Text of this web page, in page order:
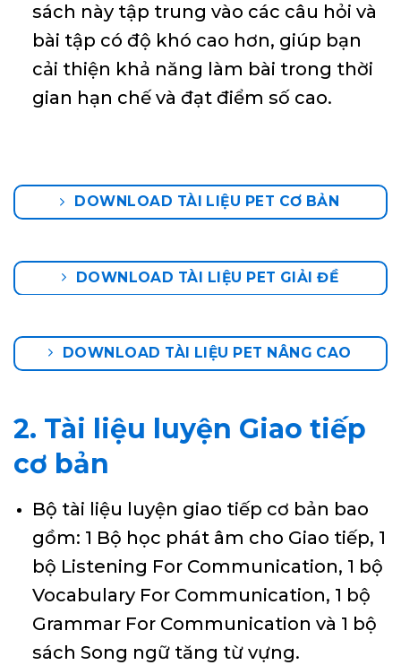
sách này tập trung vào các câu hỏi và
bài tập có độ khó cao hơn, giúp bạn
cải thiện khả năng làm bài trong thời
gian hạn chế và đạt điểm số cao.
DOWNLOAD TÀI LIỆU PET CƠ BẢN
DOWNLOAD TÀI LIỆU PET GIẢI ĐỀ
DOWNLOAD TÀI LIỆU PET NÂNG CAO
2. Tài liệu luyện Giao tiếp
cơ bản
Bộ tài liệu luyện giao tiếp cơ bản bao
gồm: 1 Bộ học phát âm cho Giao tiếp, 1
bộ Listening For Communication, 1 bộ
Vocabulary For Communication, 1 bộ
Grammar For Communication và 1 bộ
sách Song ngữ tăng từ vựng.